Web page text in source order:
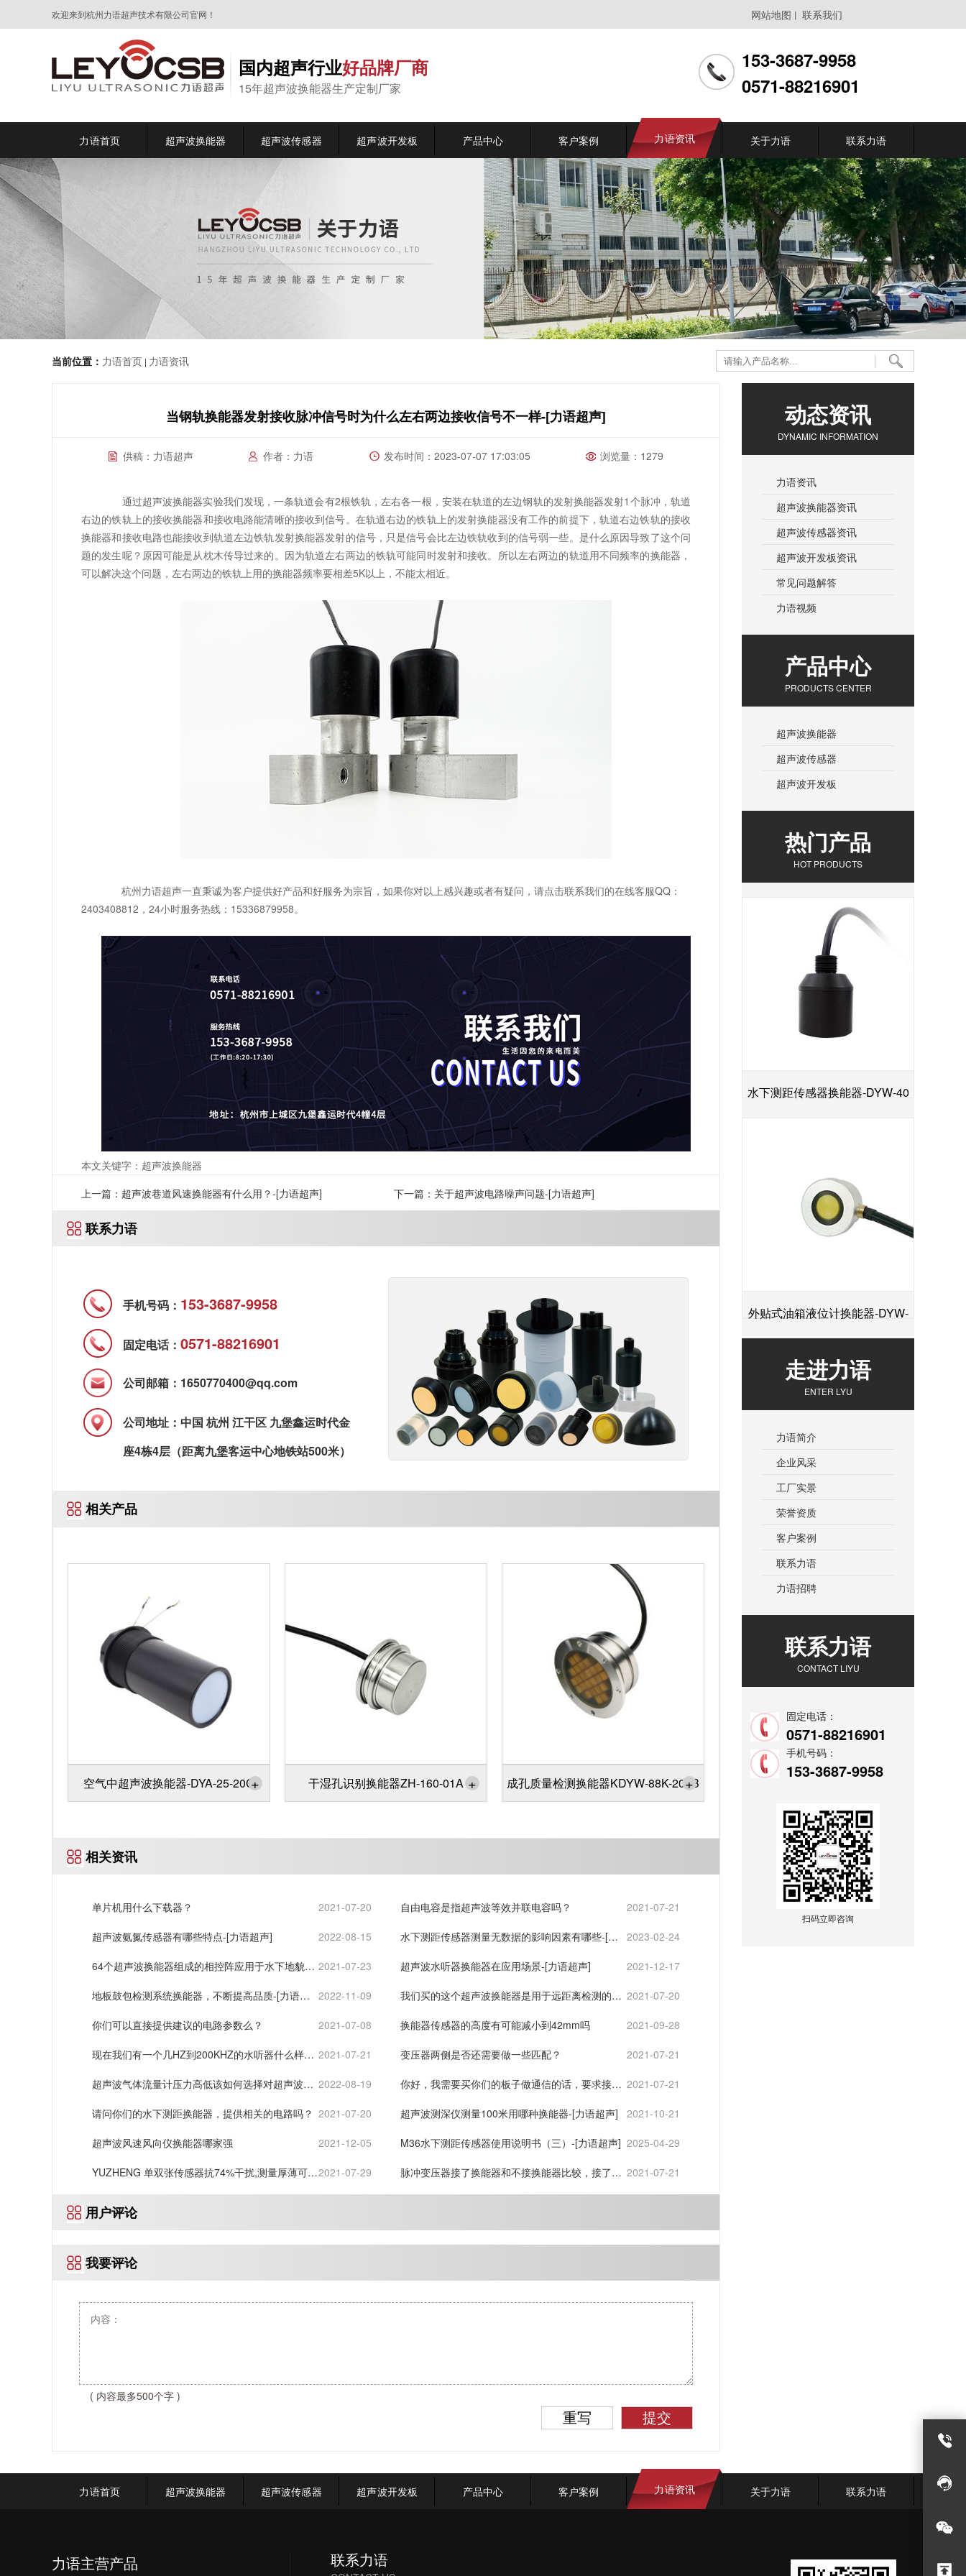
网站地图 丨 联系我们
欢迎来到杭州力语超声技术有限公司官网！
国内超声行业好品牌厂商
15年超声波换能器生产定制厂家
153-3687-9958
0571-88216901
力语首页 超声波换能器 超声波传感器 超声波开发板 产品中心 客户案例 力语资讯 关于力语 联系力语
当前位置： 力语首页 | 力语资讯
当钢轨换能器发射接收脉冲信号时为什么左右两边接收信号不一样-[力语超声]
供稿：力语超声 作者：力语 发布时间：2023-07-07 17:03:05 浏览量：1279
通过超声波换能器实验我们发现，一条轨道会有2根铁轨，左右各一根，安装在轨道的左边钢轨的发射换能器发射1个脉冲，轨道
右边的铁轨上的接收换能器和接收电路能清晰的接收到信号。在轨道右边的铁轨上的发射换能器没有工作的前提下，轨道右边铁轨的接收
换能器和接收电路也能接收到轨道左边铁轨发射换能器发射的信号，只是信号会比左边铁轨收到的信号弱一些。是什么原因导致了这个问
题的发生呢？原因可能是从枕木传导过来的。因为轨道左右两边的铁轨可能同时发射和接收。所以左右两边的轨道用不同频率的换能器，
可以解决这个问题，左右两边的铁轨上用的换能器频率要相差5K以上，不能太相近。
杭州力语超声一直秉诚为客户提供好产品和好服务为宗旨，如果你对以上感兴趣或者有疑问，请点击联系我们的在线客服QQ：
2403408812，24小时服务热线：15336879958。
本文关键字：超声波换能器
上一篇：超声波巷道风速换能器有什么用？-[力语超声]
下一篇：关于超声波电路噪声问题-[力语超声]
联系力语
手机号码： 153-3687-9958
固定电话：0571-88216901
公司邮箱：1650770400@qq.com
公司地址：中国 杭州 江干区 九堡鑫运时代金
座4栋4层（距离九堡客运中心地铁站500米）
相关产品
空气中超声波换能器-DYA-25-20C+ 干湿孔识别换能器ZH-160-01A + 成孔质量检测换能器KDYW-88K-200B
+
相关资讯
单片机用什么下载器？ 2021-07-20 自由电容是指超声波等效并联电容吗？ 2021-07-21
超声波氨氮传感器有哪些特点-[力语超声] 2022-08-15
水下测距传感器测量无数据的影响因素有哪些-[力
2023-02-24
64个超声波换能器组成的相控阵应用于水下地貌扫 2021-07-23 超声波水听器换能器在应用场景-[力语超声] 2021-12-17
地板鼓包检测系统换能器，不断提高品质-[力语超
2022-11-09
我们买的这个超声波换能器是用于远距离检测的，
很近，大概半
2021-07-20
你们可以直接提供建议的电路参数么？ 2021-07-08 换能器传感器的高度有可能减小到42mm吗 2021-09-28
现在我们有一个几HZ到200KHZ的水听器什么样的 2021-07-21 变压器两侧是否还需要做一些匹配？ 2021-07-21
超声波气体流量计压力高低该如何选择对超声波换 2022-08-19
你好，我需要买你们的板子做通信的话，要求接收
脚，而不需要通
2021-07-21
请问你们的水下测距换能器，提供相关的电路吗？ 2021-07-20 超声波测深仪测量100米用哪种换能器-[力语超声] 2021-10-21
超声波风速风向仪换能器哪家强 2021-12-05 M36水下测距传感器使用说明书（三）-[力语超声] 2025-04-29
YUZHENG 单双张传感器抗74%干扰,测量厚薄可自2021-07-29
脉冲变压器接了换能器和不接换能器比较，接了换 2021-07-21
用户评论
我要评论
( 内容最多500个字 )
重写 提交
动态资讯
DYNAMIC INFORMATION
力语资讯
超声波换能器资讯
超声波传感器资讯
超声波开发板资讯
常见问题解答
力语视频
产品中心
PRODUCTS CENTER
超声波换能器
超声波传感器
超声波开发板
热门产品
HOT PRODUCTS
水下测距传感器换能器-DYW-40
外贴式油箱液位计换能器-DYW-
2M-01F
走进力语
ENTER LYU
力语简介
企业风采
工厂实景
荣誉资质
客户案例
联系力语
力语招聘
联系力语
CONTACT LIYU
固定电话：
0571-88216901
手机号码：
153-3687-9958
扫码立即咨询
力语首页 超声波换能器 超声波传感器 超声波开发板 产品中心 客户案例 力语资讯 关于力语 联系力语
力语主营产品 联系力语